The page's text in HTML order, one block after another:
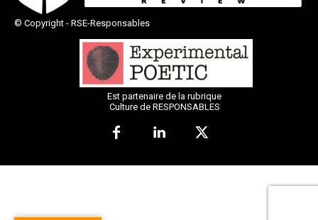
© Copyright - RSE-Responsables
Est partenaire de la rubrique
Culture de RESPONSABLES